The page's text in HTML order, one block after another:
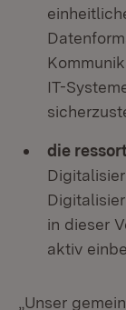
IT-
die
in dieser
aktiv
„Unser